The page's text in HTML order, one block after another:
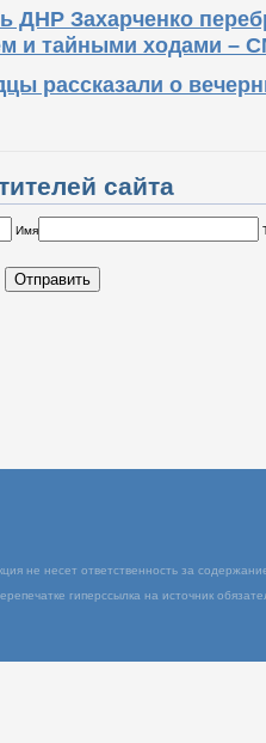
ДНР Захарченко
и тайными ходами –
рассказали о
сайта
Имя
Отправить
редакции: (063) 994-63-77
При